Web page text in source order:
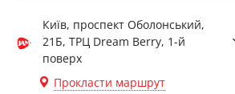
Київ, проспект Оболонський,
21Б, ТРЦ Dream Berry, 1-й
поверх
Прокласти маршрут